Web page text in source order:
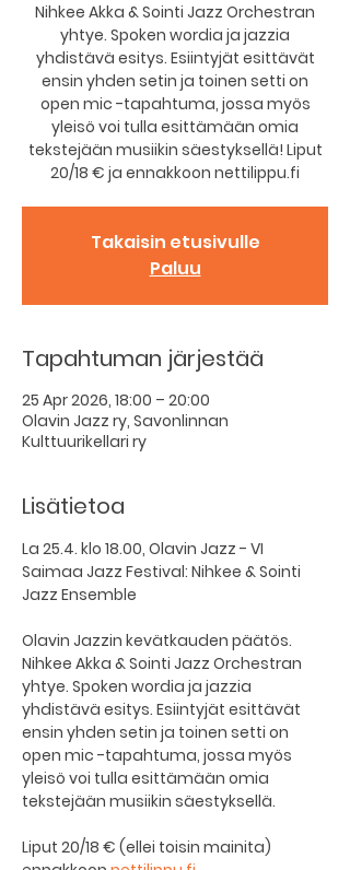
Nihkee Akka & Sointi Jazz Orchestran
yhtye. Spoken wordia ja jazzia
yhdistävä esitys. Esiintyjät esittävät
ensin yhden setin ja toinen setti on
open mic -tapahtuma, jossa myös
yleisö voi tulla esittämään omia
tekstejään musiikin säestyksellä! Liput
20/18 € ja ennakkoon nettilippu.fi
Takaisin etusivulle
Paluu
Tapahtuman järjestää
25 Apr 2026, 18:00 – 20:00
Olavin Jazz ry, Savonlinnan
Kulttuurikellari ry
Lisätietoa
La 25.4. klo 18.00, Olavin Jazz - VI
Saimaa Jazz Festival: Nihkee & Sointi
Jazz Ensemble
Olavin Jazzin kevätkauden päätös.
Nihkee Akka & Sointi Jazz Orchestran
yhtye. Spoken wordia ja jazzia
yhdistävä esitys. Esiintyjät esittävät
ensin yhden setin ja toinen setti on
open mic -tapahtuma, jossa myös
yleisö voi tulla esittämään omia
tekstejään musiikin säestyksellä.
Liput 20/18 € (ellei toisin mainita)